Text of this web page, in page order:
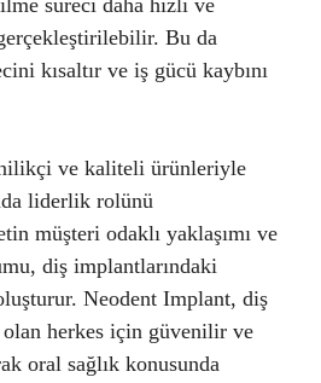
süreci daha hızlı ve
Bu da
kısaltır ve iş gücü kaybını
ve kaliteli ürünleriyle
liderlik rolünü
müşteri odaklı yaklaşımı ve
diş implantlarındaki
Neodent Implant, diş
herkes için güvenilir ve
oral sağlık konusunda